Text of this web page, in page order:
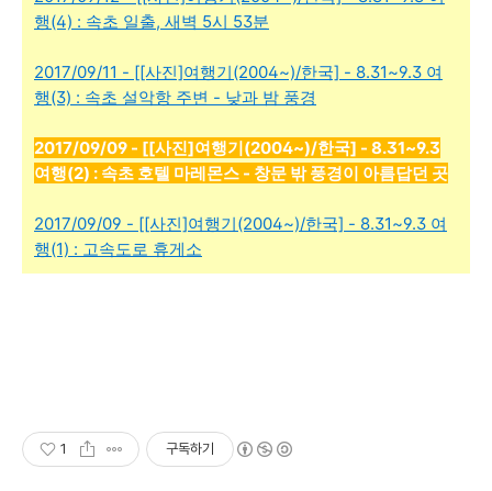
행(4) : 속초 일출, 새벽 5시 53분
2017/09/11 - [[사진]여행기(2004~)/한국] - 8.31~9.3 여
행(3) : 속초 설악항 주변 - 낮과 밤 풍경
2017/09/09 - [[사진]여행기(2004~)/한국] - 8.31~9.3
여행(2) : 속초 호텔 마레몬스 - 창문 밖 풍경이 아름답던 곳
2017/09/09 - [[사진]여행기(2004~)/한국] - 8.31~9.3 여
행(1) : 고속도로 휴게소
1 구독하기